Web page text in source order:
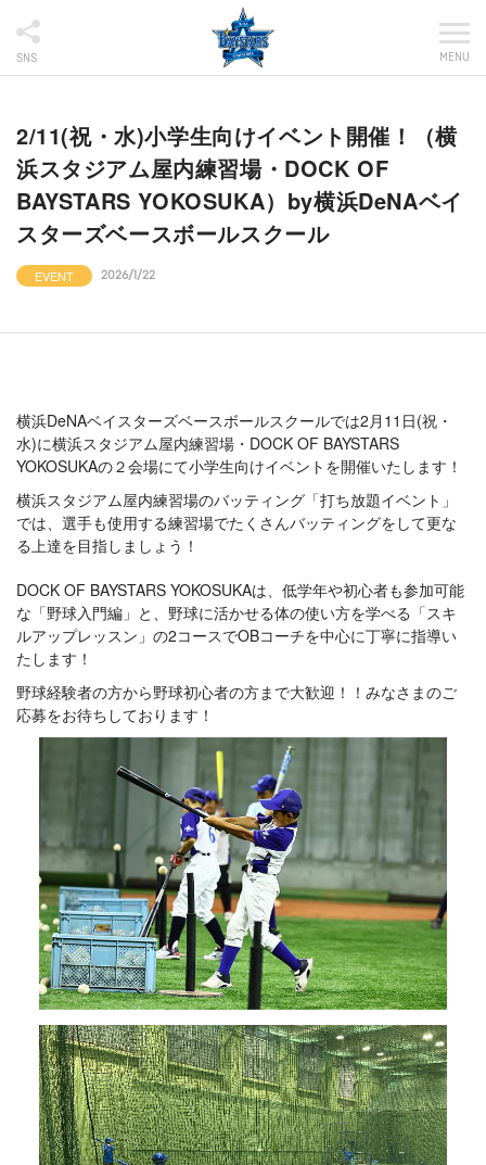
SNS MENU
2/11(祝・水)小学生向けイベント開催！（横
浜スタジアム屋内練習場・DOCK OF
BAYSTARS YOKOSUKA）by横浜DeNAベイ
スターズベースボールスクール
EVENT 2026/1/22
横浜DeNAベイスターズベースボールスクールでは2月11日(祝・
水)に横浜スタジアム屋内練習場・DOCK OF BAYSTARS
YOKOSUKAの２会場にて小学生向けイベントを開催いたします！
横浜スタジアム屋内練習場のバッティング「打ち放題イベント」
では、選手も使用する練習場でたくさんバッティングをして更な
る上達を目指しましょう！
DOCK OF BAYSTARS YOKOSUKAは、低学年や初心者も参加可能
な「野球入門編」と、野球に活かせる体の使い方を学べる「スキ
ルアップレッスン」の2コースでOBコーチを中心に丁寧に指導い
たします！
野球経験者の方から野球初心者の方まで大歓迎！！みなさまのご
応募をお待ちしております！